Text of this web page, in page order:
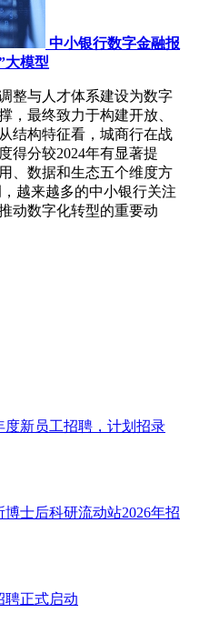
中小银行数字金融报
大模型
整与人才体系建设为数字
，最终致力于构建开放、
结构特征看，城商行在战
得分较2024年有显著提
、数据和生态五个维度方
越来越多的中小银行关注
动数字化转型的重要动
度新员工招聘，计划招录
士后科研流动站2026年招
聘正式启动